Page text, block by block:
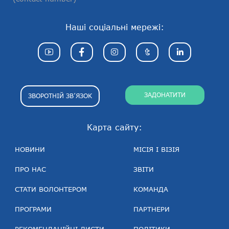
Карта сайту:
НОВИНИ
ПРО НАС
СТАТИ ВОЛОНТЕРОМ
ПРОГРАМИ
МІСІЯ І ВІЗІЯ
ЗВІТИ
КОМАНДА
ПАРТНЕРИ
Наші соціальні мережі:
ЗВОРОТНІЙ ЗВ’ЯЗОК ЗАДОНАТИТИ